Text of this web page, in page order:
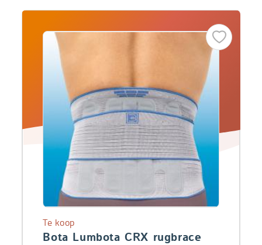
Bota Lumbota CRX rugbrace
Te koop